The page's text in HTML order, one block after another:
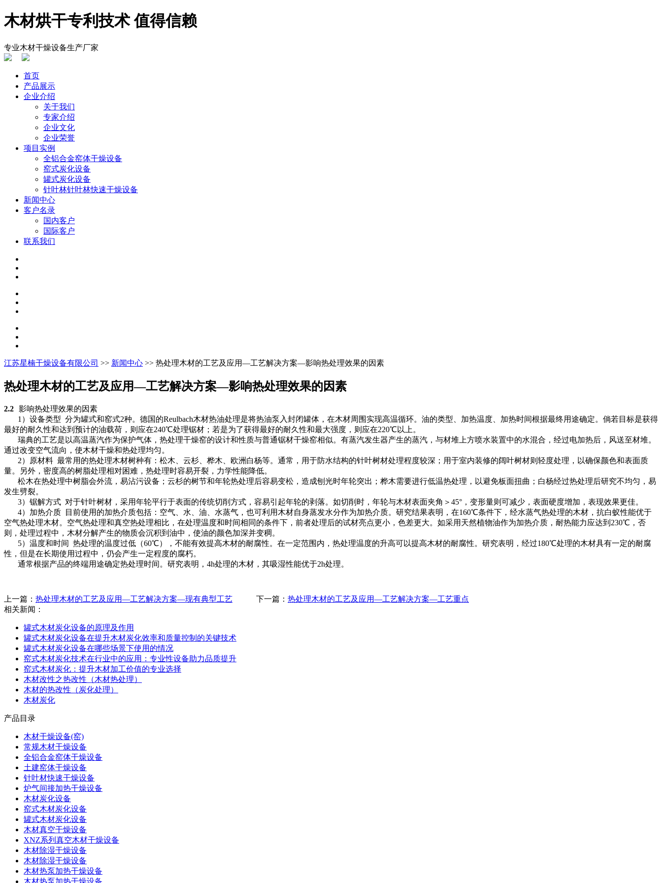
木材烘干专利技术 值得信赖
专业木材干燥设备生产厂家
首页
产品展示
企业介绍
关于我们
专家介绍
企业文化
企业荣誉
项目实例
全铝合金窑体干燥设备
窑式炭化设备
罐式炭化设备
针叶林针叶林快速干燥设备
新闻中心
客户名录
国内客户
国际客户
联系我们
江苏星楠干燥设备有限公司 >> 新闻中心 >> 热处理木材的工艺及应用—工艺解决方案—影响热处理效果的因素
热处理木材的工艺及应用—工艺解决方案—影响热处理效果的因素
2.2 影响热处理效果的因素
1 ）设备类型 分为罐式和窑式2种。德国的Reulbach木材热油处理是将热油泵入封闭罐体，在木材周围实现高温循环。油的类型、加热温度、加热时间根据最终用途确定。倘若目标是获得
最好的耐久性和达到预计的油载荷，则应在240℃处理锯材；若是为了获得最好的耐久性和最大强度，则应在220℃ 以上。
瑞典的工艺是以高温蒸汽作为保护气体，热处理干燥窑的设计和性质与普通锯材干燥窑相似。有蒸汽发生器产生的蒸汽，与材堆上方喷水装置中的水混合，经过电加热后，风送至材堆。
通过改变空气流向，使木材干燥和热处理均匀。
2）原材料 最常用的热处理木材树种有：松木、云杉、桦木、欧洲白杨等。通常，用于防水结构的针叶树材处理程度较深；用于室内装修的阔叶树材则轻度处理，以确保颜色和表面质
量。另外，密度高的树脂处理相对困难，热处理时容易开裂，力学性能降低。
松木在热处理中树脂会外流，易沾污设备；云杉的树节和年轮热处理后容易变松，造成刨光时年轮突出；桦木需要进行低温热处理，以避免板面扭曲；白杨经过热处理后研究不均匀，易
发生劈裂。
3）锯解方式 对于针叶树材，采用年轮平行于表面的传统切削方式，容易引起年轮的剥落。如切削时，年轮与木材表面夹角＞ 45°，变形量则可减少，表面硬度增加，表现效果更佳。
4）加热介质 目前使用的加热介质包括：空气、水、油、水蒸气，也可利用木材自身蒸发水分作为加热介质。研究结果表明，在160℃条件下，经水蒸气热处理的木材，抗白蚁性能优于
空气热处理木材。空气热处理和真空热处理相比，在处理温度和时间相同的条件下，前者处理后的试材亮点更小，色差更大。如采用天然植物油作为加热介质，耐热能力应达到 230℃ ，否
则，处理过程中，木材分解产生的物质会沉积到油中，使油的颜色加深并变稠。
5）温度和时间 热处理的温度过低（60℃），不能有效提高木材的耐腐性。在一定范围内，热处理温度的升高可以提高木材的耐腐性。研究表明，经过180℃处理的木材具有一定的耐腐
性，但是在长期使用过程中，仍会产生一定程度的腐朽。
通常根据产品的终端用途确定热处理时间。研究表明， 4h处理的木材，其吸湿性能优于2h处理。
上一篇： 热处理木材的工艺及应用—工艺解决方案—现有典型工艺 下一篇： 热处理木材的工艺及应用—工艺解决方案—工艺重点
相关新闻：
罐式木材炭化设备的原理及作用
罐式木材炭化设备在提升木材炭化效率和质量控制的关键技术
罐式木材炭化设备在哪些场景下使用的情况
窑式木材炭化技术在行业中的应用：专业性设备助力品质提升
窑式木材炭化：提升木材加工价值的专业选择
木材改性之热改性（木材热处理）
木材的热改性（炭化处理）
木材炭化
产品目录
木材干燥设备(窑)
常规木材干燥设备
全铝合金窑体干燥设备
土建窑体干燥设备
针叶材快速干燥设备
炉气间接加热干燥设备
木材炭化设备
窑式木材炭化设备
罐式木材炭化设备
木材真空干燥设备
XNZ系列真空木材干燥设备
木材除湿干燥设备
木材除湿干燥设备
木材热泵加热干燥设备
木材热泵加热干燥设备